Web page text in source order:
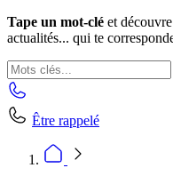
Tape un mot-clé et
actualités... qui te
Être rappelé